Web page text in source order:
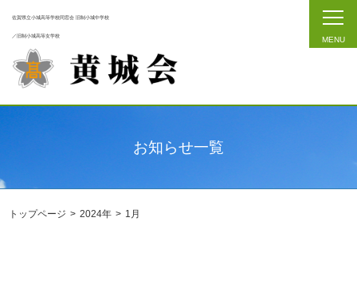
佐賀県立小城高等学校同窓会 旧制小城中学校
／旧制小城高等女学校
お知らせ一覧
トップページ 2024年 1月